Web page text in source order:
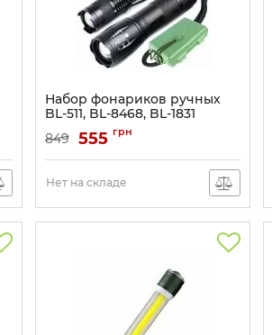
Набор фонариков ручных
BL-511, BL-8468, BL-1831
Артикул:BL-333
849 555 грн
Нет на складе